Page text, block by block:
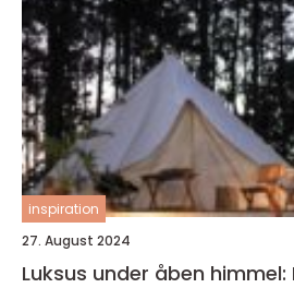
inspiration
27. August 2024
Luksus under åben